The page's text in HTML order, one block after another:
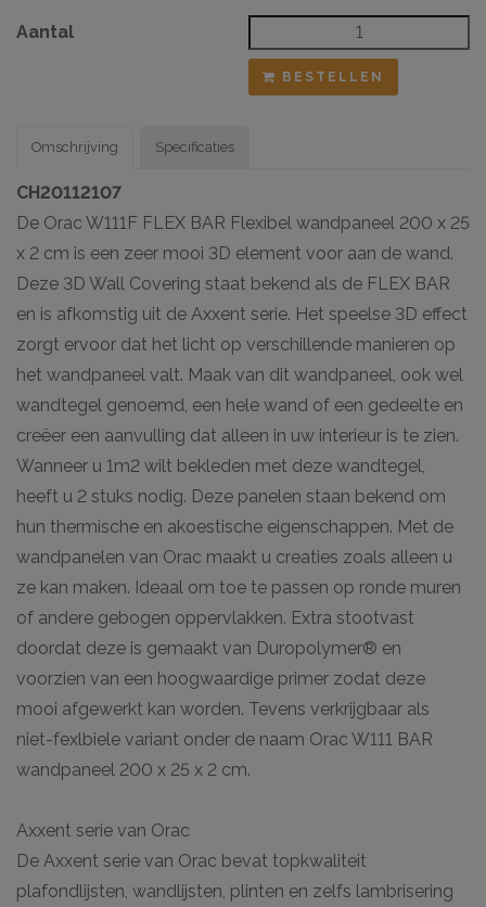
Aantal
BESTELLEN
Omschrijving
CH20112107
De Orac W111F FLEX BAR Flexibel wandpaneel 200 x 25
x 2 cm is een zeer mooi 3D element voor aan de wand.
Deze 3D Wall Covering staat bekend als de FLEX BAR
en is afkomstig uit de Axxent serie. Het speelse 3D effect
zorgt ervoor dat het licht op verschillende manieren op
het wandpaneel valt. Maak van dit wandpaneel, ook wel
wandtegel genoemd, een hele wand of een gedeelte en
creëer een aanvulling dat alleen in uw interieur is te zien.
Wanneer u 1m2 wilt bekleden met deze wandtegel,
heeft u 2 stuks nodig. Deze panelen staan bekend om
hun thermische en akoestische eigenschappen. Met de
wandpanelen van Orac maakt u creaties zoals alleen u
ze kan maken. Ideaal om toe te passen op ronde muren
of andere gebogen oppervlakken. Extra stootvast
doordat deze is gemaakt van Duropolymer® en
voorzien van een hoogwaardige primer zodat deze
mooi afgewerkt kan worden. Tevens verkrijgbaar als
niet-fexlbiele variant onder de naam Orac W111 BAR
wandpaneel 200 x 25 x 2 cm.
Axxent serie van Orac
De Axxent serie van Orac bevat topkwaliteit
plafondlijsten, wandlijsten, plinten en zelfs lambrisering
Specificaties